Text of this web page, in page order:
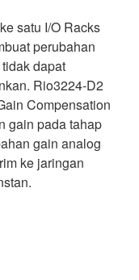
satu I/O Racks
perubahan
dapat
Rio3224-D2
Compensation
gain pada tahap
gain analog
ke jaringan